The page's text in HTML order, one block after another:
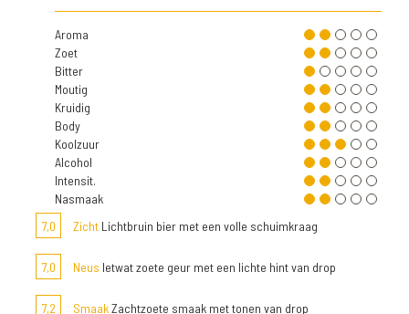
Aroma
Zoet
Bitter
Moutig
Kruidig
Body
Koolzuur
Alcohol
Intensit.
Nasmaak
7,0
Zicht Lichtbruin bier met een volle schuimkraag
7,0 Neus Ietwat zoete geur met een lichte hint van drop
7,2 SmaakZachtzoete smaak met tonen van drop